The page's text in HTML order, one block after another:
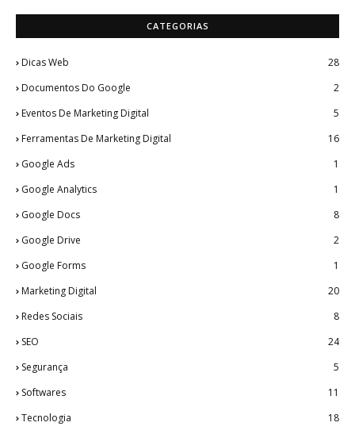
CATEGORIAS
Dicas Web
28
Documentos Do Google
2
Eventos De Marketing Digital
5
Ferramentas De Marketing Digital
16
Google Ads
1
Google Analytics
1
Google Docs
8
Google Drive
2
Google Forms
1
Marketing Digital
20
Redes Sociais
8
SEO
24
Segurança
5
Softwares
11
Tecnologia
18